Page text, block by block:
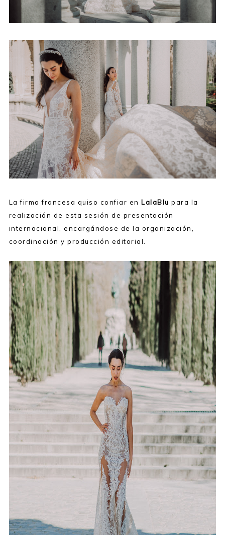
La firma francesa quiso confiar en LalaBlu para la
realización de esta sesión de presentación
internacional, encargándose de la organización,
coordinación y producción editorial.